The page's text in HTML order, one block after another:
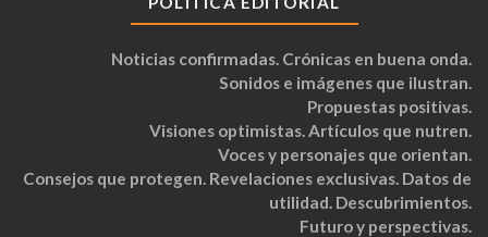
Noticias confirmadas. Crónicas en buena onda.
Sonidos e imágenes que ilustran.
Propuestas positivas.
Visiones optimistas. Artículos que nutren.
Voces y personajes que orientan.
Consejos que protegen. Revelaciones exclusivas. Datos de
utilidad. Descubrimientos.
Futuro y perspectivas.